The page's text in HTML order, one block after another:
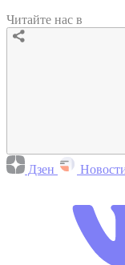
Читайте нас в
Дзен